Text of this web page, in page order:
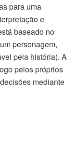
para uma
e
baseado no
personagem,
pela história). A
pelos próprios
mediante